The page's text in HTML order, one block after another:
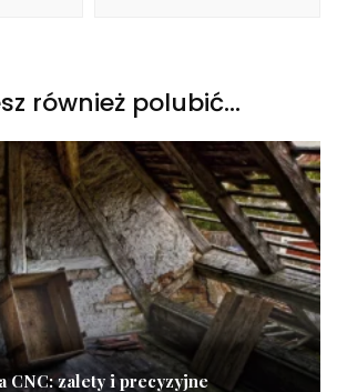
również polubić…
CNC: zalety i precyzyjne